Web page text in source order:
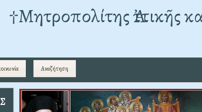
†Mητροπολίτης Ἀττικῆς
Αναζήτηση